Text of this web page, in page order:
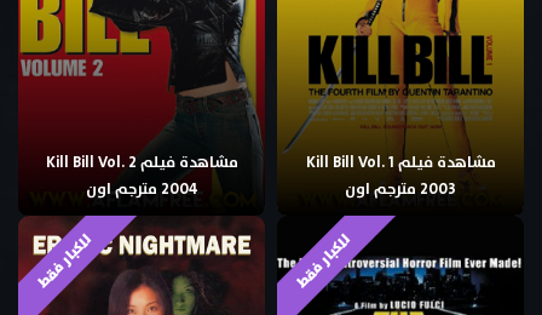
مشاهدة فيلم Kill Bill Vol. 1
2003 مترجم اون
مشاهدة فيلم Kill Bill Vol. 2
2004 مترجم اون
للكبار فقط للكبار فقط